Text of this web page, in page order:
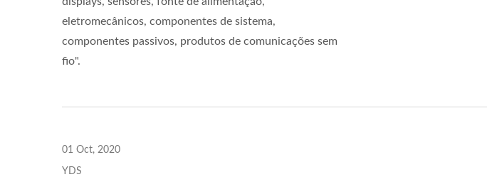
eletromecânicos, componentes de sistema,
componentes passivos, produtos de comunicações sem
fio".
01 Oct, 2020
YDS